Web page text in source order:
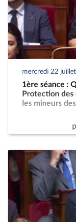
mercredi 22
1ère séance :
Protection des
les mineurs